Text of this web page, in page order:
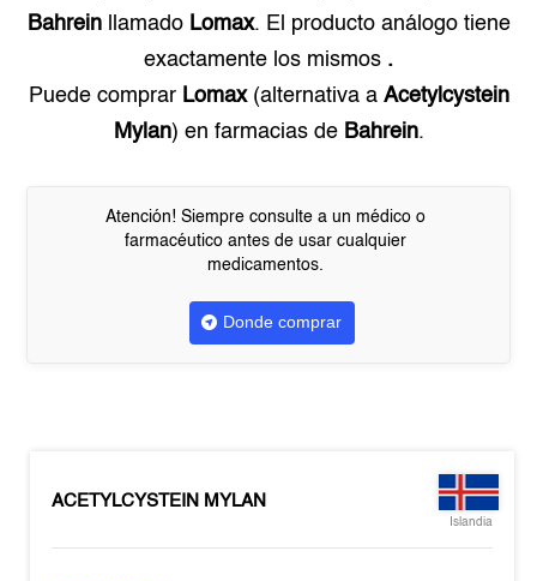
Bahreinllamado Lomax. El producto análogo tiene
exactamente los mismos .
Puede comprar Lomax(alternativa a Acetylcystein
Mylan) en farmacias de Bahrein.
Atención! Siempre consulte a un médico o
farmacéutico antes de usar cualquier
medicamentos.
Donde comprar
ACETYLCYSTEIN MYLAN
Islandia